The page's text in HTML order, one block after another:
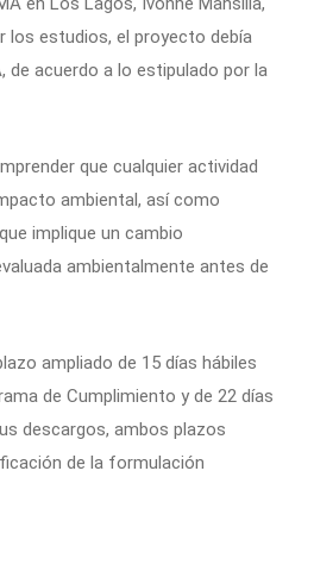
los estudios, el proyecto debía
de acuerdo a lo estipulado por la
que cualquier actividad
ambiental, así como
implique un cambio
ambientalmente antes de
ampliado de 15 días hábiles
de Cumplimiento y de 22 días
descargos, ambos plazos
de la formulación